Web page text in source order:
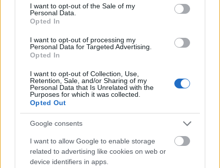
consent section.
I want to opt-out of the Sale of my
Personal Data.
Opted In
I want to opt-out of processing my
Personal Data for Targeted Advertising.
Opted In
I want to opt-out of Collection, Use,
Retention, Sale, and/or Sharing of my
Personal Data that Is Unrelated with the
Purposes for which it was collected.
Opted Out
Google consents
I want to allow Google to enable storage
related to advertising like cookies on web or
device identifiers in apps.
distanse vil ha en fordel i uttaket. Løpere i klasse
17 år vil ikke bli vurdert. De har muligheten til å
FAKTA: Norgescup
Hvem: Menn og kvinner junior
Første runde i Norgescup junior
Molde,
10. til 12. januar
I potten:VM-mønstringsrenn (junior) –
PROGRAM